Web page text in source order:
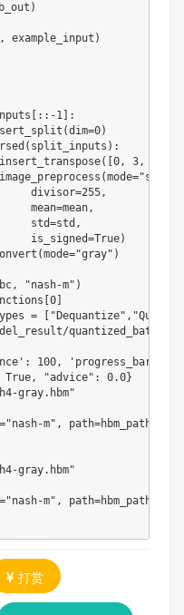
example_input)
1]:
3, 1,
divisor=255,
mean=mean,
std=std,
is_signed=True)
"nash-m")
=
100, 'progress_bar':
True, "advice": 0.0}
gray.hbm"
m", path=hbm_path,
gray.hbm"
m", path=hbm_path,
打赏